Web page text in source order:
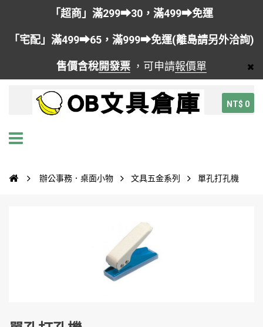
「超商」滿299➡30，滿499➡免運
「宅配」滿499➡65，滿999➡免運(離島請另外洽詢)
售價含稅開發票 ，可申請報價單
NT$ 0
辦公事務．桌面小物 文具五金系列 單孔打孔機